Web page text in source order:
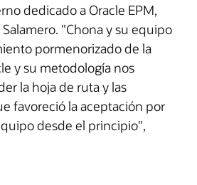
dedicado a Oracle EPM,
"Chona y su equipo
pormenorizado de la
y su metodología nos
la hoja de ruta y las
favoreció la aceptación por
desde el principio",